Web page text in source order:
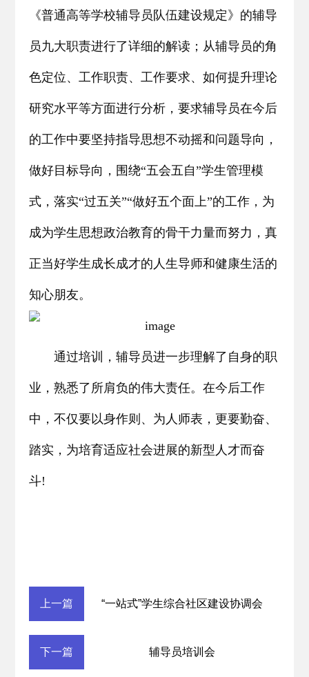
《普通高等学校辅导员队伍建设规定》的辅导
员九大职责进行了详细的解读；从辅导员的角
色定位、工作职责、工作要求、如何提升理论
研究水平等方面进行分析，要求辅导员在今后
的工作中要坚持指导思想不动摇和问题导向，
做好目标导向，围绕“五会五自”学生管理模
式，落实“过五关”“做好五个面上”的工作，为
成为学生思想政治教育的骨干力量而努力，真
正当好学生成长成才的人生导师和健康生活的
知心朋友。
通过培训，辅导员进一步理解了自身的职
业，熟悉了所肩负的伟大责任。在今后工作
中，不仅要以身作则、为人师表，更要勤奋、
踏实，为培育适应社会进展的新型人才而奋
斗!
上一篇 “一站式”学生综合社区建设协调会
下一篇 辅导员培训会